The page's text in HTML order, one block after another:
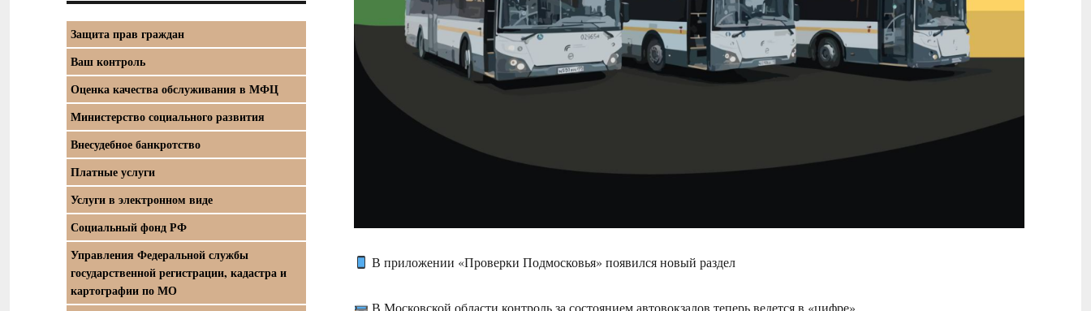
В приложении «Проверки Подмосковья» появился новый раздел
В Московской области контроль за состоянием автовокзалов теперь ведется в «цифре».
Защита прав граждан
Ваш контроль
Оценка качества обслуживания в МФЦ
Министерство социального развития
Внесудебное банкротство
Платные услуги
Услуги в электронном виде
Социальный фонд РФ
Управления Федеральной службы
государственной регистрации, кадастра и
картографии по МО